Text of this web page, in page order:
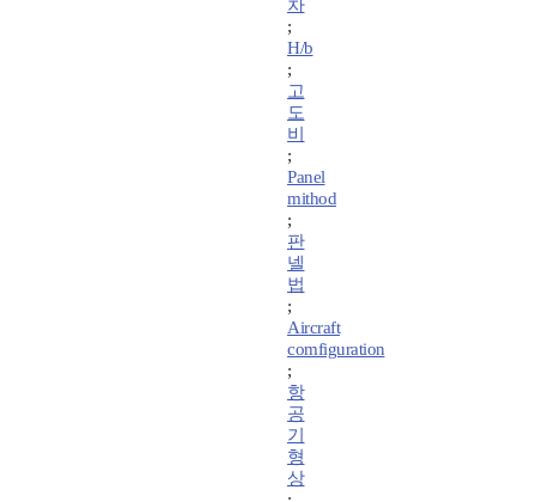
차
;
H/b
;
고
도
비
;
Panel
mithod
;
판
넬
법
;
Aircraft
comfiguration
;
항
공
기
형
상